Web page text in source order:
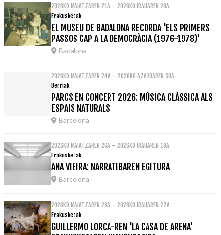
2026KO MAIATZAREN 21A – 2026KO IRAILAREN 26A
Erakusketak
EL MUSEU DE BADALONA RECORDA 'ELS PRIMERS
PASSOS CAP A LA DEMOCRÀCIA (1976-1978)'
Badalona
2026KO MAIATZAREN 24A – 2026KO AZAROAREN 30A
Berriak
PARCS EN CONCERT 2026: MÚSICA CLÀSSICA ALS
ESPAIS NATURALS
Barcelona
2026KO MAIATZAREN 26A – 2026KO IRAILAREN 19A
Erakusketak
ANA VIEIRA: NARRATIBAREN EGITURA
Barcelona
2026KO MAIATZAREN 28A – 2026KO IRAILAREN 27A
Erakusketak
GUILLERMO LORCA-REN 'LA CASA DE ARENA'